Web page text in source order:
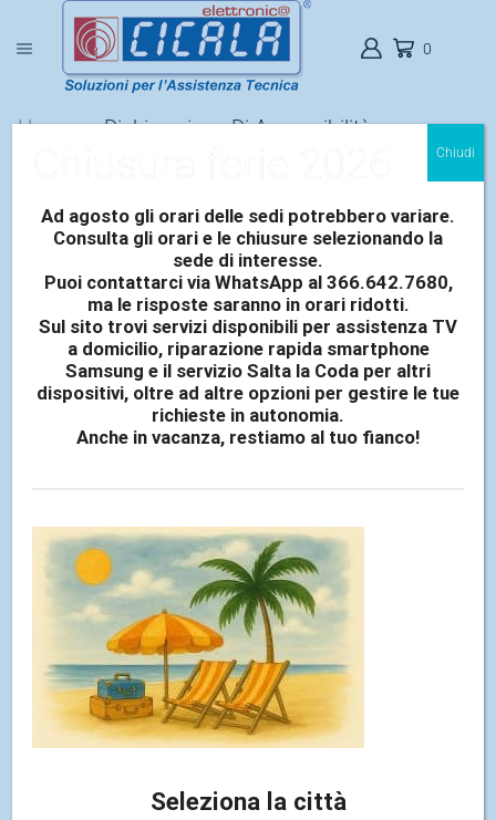
0
Home Dichiarazione Di Accessibilità
Accessibilità
Elettronica Cicala si impegna a rendere il proprio sito web
accessibile, conformemente alle Linee guida per
l’accessibilità dei contenuti web (WCAG) 2.1 – livello AA e
alla norma UNI EN 301 549, in attuazione dell’European
Accessibility Act (Direttiva UE 2019/882).
Stato di conformità:
Contenuti non accessibili:
– alcune immagini potrebbero non avere ancora un testo
alternativo completo;
– alcuni contenuti di terze parti o plugin potrebbero non
essere pienamente compatibili con le tecnologie
assistive;
– alcune pagine dell’e-commerce potrebbero presentare
miglioramenti in corso per la navigazione da tastiera.
Modalità di segnalazione:
Ad agosto gli orari delle sedi potrebbero variare.
Consulta gli orari e le chiusure selezionando la
sede di interesse.
Puoi contattarci via WhatsApp al 366.642.7680,
ma le risposte saranno in orari ridotti.
Sul sito trovi servizi disponibili per assistenza TV
a domicilio, riparazione rapida smartphone
Samsung e il servizio Salta la Coda per altri
dispositivi, oltre ad altre opzioni per gestire le tue
richieste in autonomia.
Anche in vacanza, restiamo al tuo fianco!
Seleziona la città
Chiudi